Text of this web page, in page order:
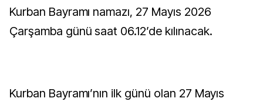
Kurban Bayramı namazı, 27 Mayıs 2026
Çarşamba günü saat 06.12’de kılınacak.
Kurban Bayramı’nın ilk günü olan 27 Mayıs